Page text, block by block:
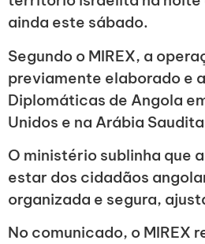
ainda este sábado.
Segundo o MIREX, a
previamente elaborado e
Diplomáticas de Angola
Unidos e na Arábia
O ministério sublinha que
estar dos cidadãos
organizada e segura,
No comunicado, o